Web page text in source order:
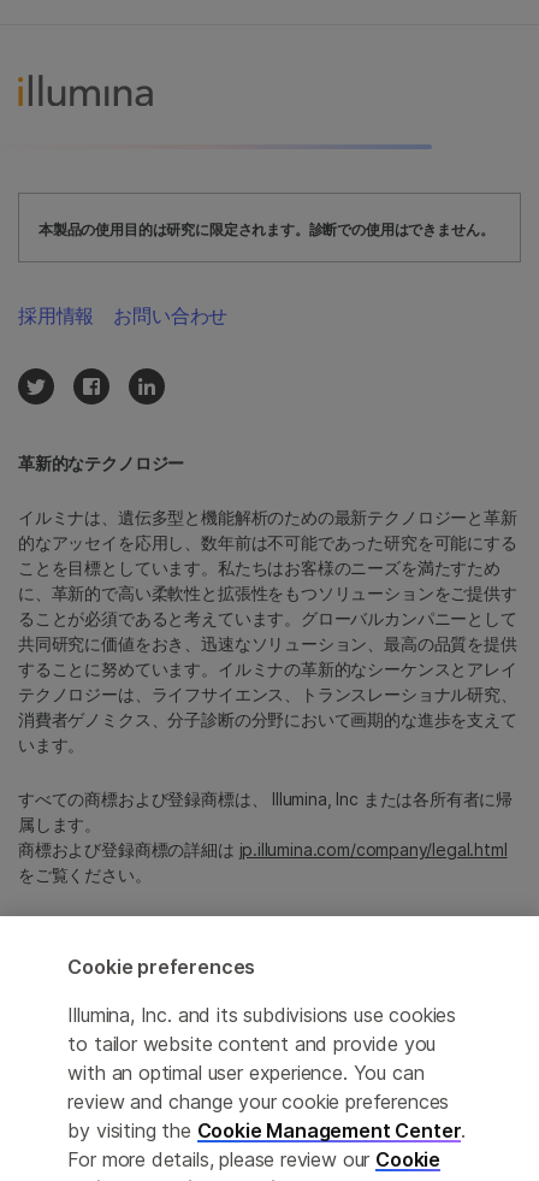
本製品の使用目的は研究に限定されます。診断での使用はできません。
このページは機械翻訳を利用しております。なるべく正確な翻訳を
提供するために合理的な努力をしていますが、完全に正確な翻訳と
革新的なテクノロジー
イルミナは、遺伝多型と機能解析のための最新テクノロジーと革新
的なアッセイを応用し、数年前は不可能であった研究を可能にする
ことを目標としています。私たちはお客様のニーズを満たすため
に、革新的で高い柔軟性と拡張性をもつソリューションをご提供す
ることが必須であると考えています。グローバルカンパニーとして
共同研究に価値をおき、迅速なソリューション、最高の品質を提供
することに努めています。イルミナの革新的なシーケンスとアレイ
テクノロジーは、ライフサイエンス、トランスレーショナル研究、
消費者ゲノミクス、分子診断の分野において画期的な進歩を支えて
います。
すべての商標および登録商標は、 Illumina, Inc または各所有者に帰
属します。
商標および登録商標の詳細は jp.illumina.com/company/legal.html
をご覧ください。
採用情報 お問い合わせ
© 2026 Illumina, Inc. All rights reserved.
Cookie preferences
Illumina, Inc. and its subdivisions use cookies
to tailor website content and provide you
with an optimal user experience. You can
review and change your cookie preferences
by visiting the Cookie Management Center.
For more details, please review our Cookie